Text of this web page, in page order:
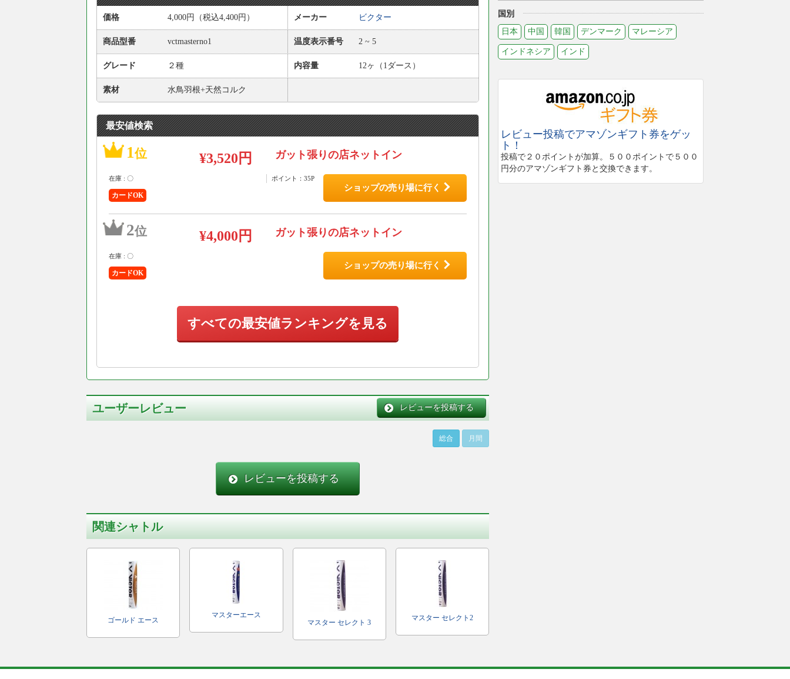
価格 4,000円（税込4,400円） メーカー ビクター
商品型番 vctmasterno1 温度表示番号 2 ~ 5
グレード ２種 内容量 12ヶ（1ダース）
素材 水鳥羽根+天然コルク
最安値検索
1位 ¥3,520円 ガット張りの店ネットイン
在庫 : 〇 ポイント：35P
カードOK
ショップの売り場に行く
2位 ¥4,000円 ガット張りの店ネットイン
在庫 : 〇
カードOK
ショップの売り場に行く
すべての最安値ランキングを見る
ユーザーレビュー レビューを投稿する
総合 月間
レビューを投稿する
関連シャトル
ゴールド エース
マスターエース
マスター セレクト 3
マスター セレクト2
国別
日本
中国 韓国 デンマーク マレーシア
インドネシア インド
レビュー投稿でアマゾンギフト券をゲッ
ト！
投稿で２０ポイントが加算。５００ポイントで５００
円分のアマゾンギフト券と交換できます。